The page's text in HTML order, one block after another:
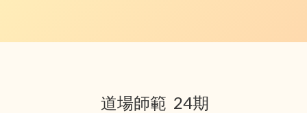
道場師範 24期